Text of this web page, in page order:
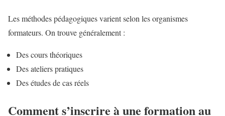
Les méthodes pédagogiques varient selon les organismes
formateurs. On trouve généralement :
Des cours théoriques
Des ateliers pratiques
Des études de cas réels
Comment s’inscrire à une formation au